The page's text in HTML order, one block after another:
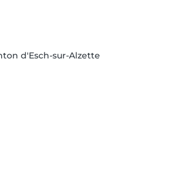
d'Esch-sur-Alzette